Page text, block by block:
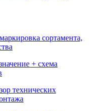
сортамента,
+ схема
технических